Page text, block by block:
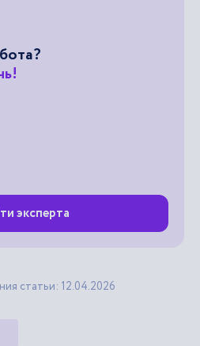
эксперта
статьи: 12.04.2026